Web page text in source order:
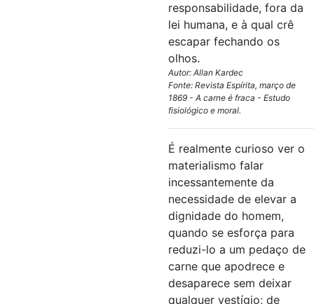
responsabilidade, fora da
lei humana, e à qual crê
escapar fechando os
olhos.
Autor: Allan Kardec
Fonte: Revista Espírita, março de
1869 - A carne é fraca - Estudo
fisiológico e moral.
É realmente curioso ver o
materialismo falar
incessantemente da
necessidade de elevar a
dignidade do homem,
quando se esforça para
reduzi-lo a um pedaço de
carne que apodrece e
desaparece sem deixar
qualquer vestígio; de